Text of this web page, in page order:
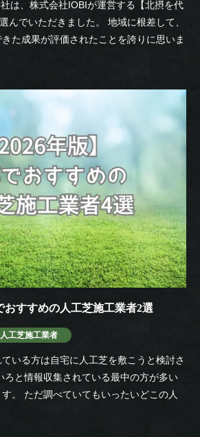
は、株式会社IOBIが運営する【北摂を代
んでいただきました。 地域に根差して、
た成果が評価されたことを誇りに思いま
おすすめの人工芝施工業者2選
工芝施工業者
いる方は自宅に人工芝を敷こうと検討さ
ろと情報収集されている最中の方が多い
。 ただ調べていてもいったいどこの人